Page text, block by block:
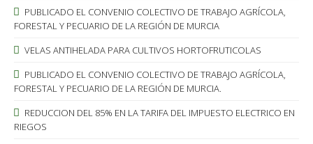
PUBLICADO EL CONVENIO COLECTIVO DE TRABAJO AGRÍCOLA,
FORESTAL Y PECUARIO DE LA REGIÓN DE MURCIA
VELAS ANTIHELADA PARA CULTIVOS HORTOFRUTICOLAS
PUBLICADO EL CONVENIO COLECTIVO DE TRABAJO AGRÍCOLA,
FORESTAL Y PECUARIO DE LA REGIÓN DE MURCIA.
REDUCCION DEL 85% EN LA TARIFA DEL IMPUESTO ELECTRICO EN
RIEGOS